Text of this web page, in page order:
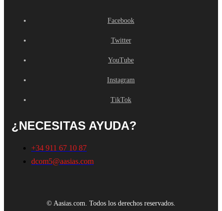
Facebook
Twitter
YouTube
Instagram
TikTok
¿NECESITAS AYUDA?
+34 911 67 10 87
dcom5@aasias.com
© Aasias.com. Todos los derechos reservados.